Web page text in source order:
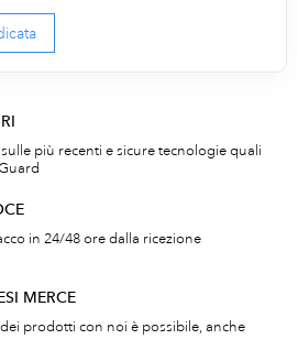
più recenti e sicure tecnologie quali
in 24/48 ore dalla ricezione
MERCE
prodotti con noi è possibile, anche